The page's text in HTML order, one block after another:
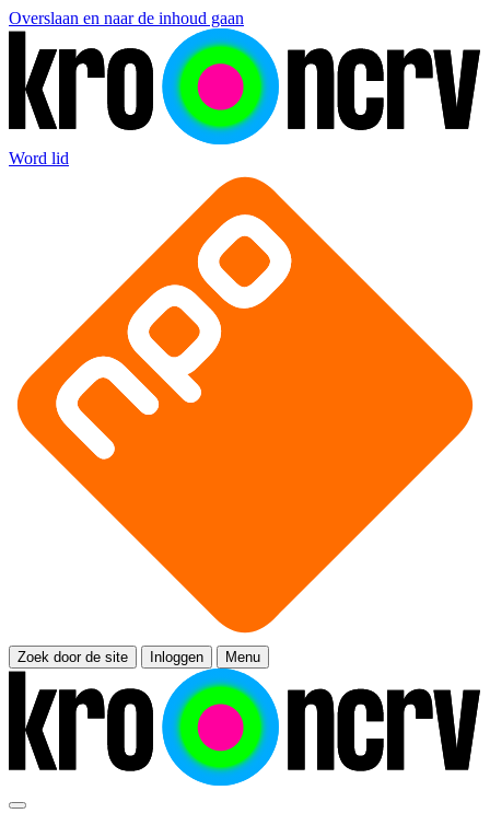
Overslaan en naar de inhoud gaan
Word lid
Zoek door de site Inloggen Menu